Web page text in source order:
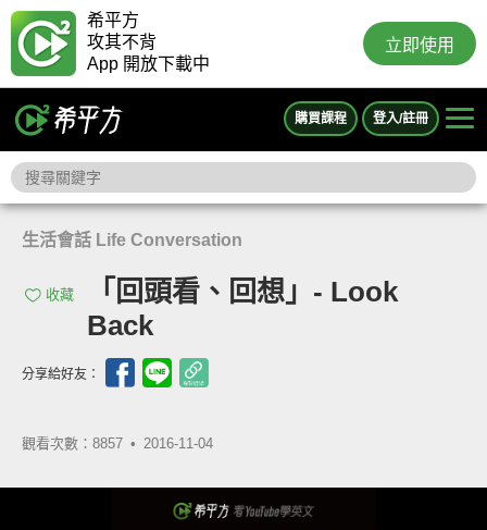
希平方
攻其不背
App 開放下載中
立即使用
購買課程 登入/註冊
生活會話 Life Conversation
收藏
「回頭看、回想」- Look
Back
分享給好友：
觀看次數：8857 • 2016-11-04